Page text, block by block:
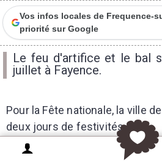
Vos infos locales de Frequence-
priorité sur Google
Le feu d'artifice et le bal
juillet à Fayence.
Pour la Fête nationale, la ville
deux jours de festivités.
Lundi 13 juillet : Apéritif